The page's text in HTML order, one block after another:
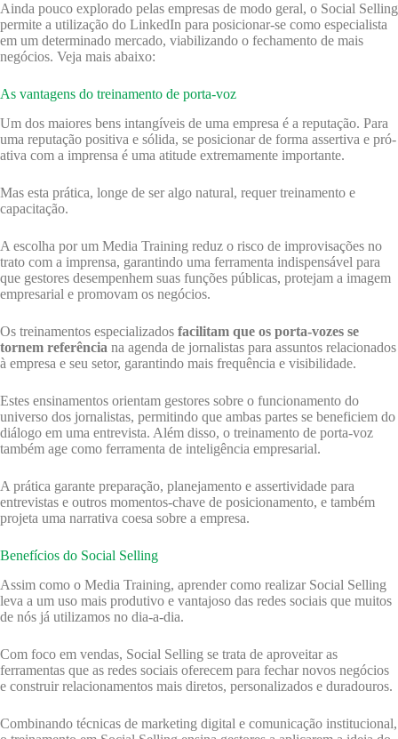
Ainda pouco explorado pelas empresas de modo geral, o Social Selling
permite a utilização do LinkedIn para posicionar-se como especialista
em um determinado mercado, viabilizando o fechamento de mais
negócios. Veja mais abaixo:
As vantagens do treinamento de porta-voz
Um dos maiores bens intangíveis de uma empresa é a reputação. Para
uma reputação positiva e sólida, se posicionar de forma assertiva e pró-
ativa com a imprensa é uma atitude extremamente importante.
Mas esta prática, longe de ser algo natural, requer treinamento e
capacitação.
A escolha por um Media Training reduz o risco de improvisações no
trato com a imprensa, garantindo uma ferramenta indispensável para
que gestores desempenhem suas funções públicas, protejam a imagem
empresarial e promovam os negócios.
Os treinamentos especializados facilitam que os porta-vozes se
tornem referência na agenda de jornalistas para assuntos relacionados
à empresa e seu setor, garantindo mais frequência e visibilidade.
Estes ensinamentos orientam gestores sobre o funcionamento do
universo dos jornalistas, permitindo que ambas partes se beneficiem do
diálogo em uma entrevista. Além disso, o treinamento de porta-voz
também age como ferramenta de inteligência empresarial.
A prática garante preparação, planejamento e assertividade para
entrevistas e outros momentos-chave de posicionamento, e também
projeta uma narrativa coesa sobre a empresa.
Benefícios do Social Selling
Assim como o Media Training, aprender como realizar Social Selling
leva a um uso mais produtivo e vantajoso das redes sociais que muitos
de nós já utilizamos no dia-a-dia.
Com foco em vendas, Social Selling se trata de aproveitar as
ferramentas que as redes sociais oferecem para fechar novos negócios
e construir relacionamentos mais diretos, personalizados e duradouros.
Combinando técnicas de marketing digital e comunicação institucional,